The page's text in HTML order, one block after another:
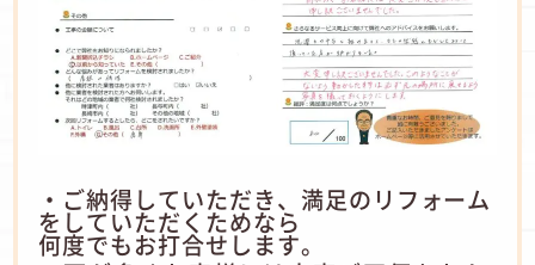
・ご納得していただき、満足のリフォーム
をしていただくためなら
何度でもお打合せします。